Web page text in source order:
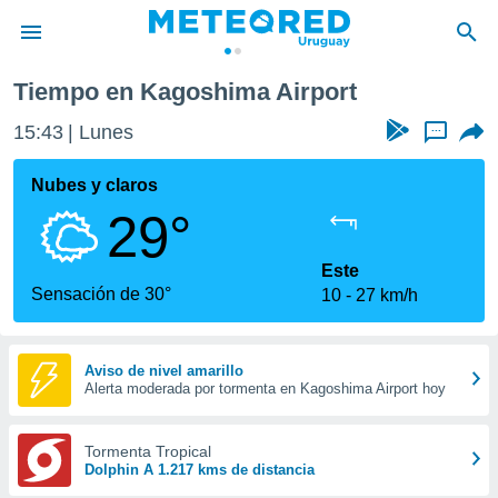
de
ha
calidad.
a este
las
y
forma
digital
basada
Tiempo en Kagoshima Airport
15:43 Lunes ...
Nubes y claros
29°
Sensación de 30°
Este
10
27 km/h
Aviso de nivel amarillo
Alerta moderada por tormenta en Kagoshima Airport hoy
Tormenta Tropical
Dolphin A 1.217 kms de distancia